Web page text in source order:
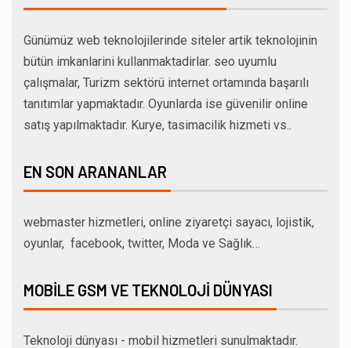
Günümüz web teknolojilerinde siteler artik teknolojinin
bütün imkanlarini kullanmaktadirlar. seo uyumlu
çalışmalar, Turizm sektörü internet ortamında başarılı
tanıtımlar yapmaktadır. Oyunlarda ise güvenilir online
satış yapılmaktadır. Kurye, tasimacilik hizmeti vs..
EN SON ARANANLAR
webmaster hizmetleri, online ziyaretçi sayacı, lojistik,
oyunlar, facebook, twitter, Moda ve Sağlık…
MOBILE GSM VE TEKNOLOJI DÜNYASI
Teknoloji dünyası - mobil hizmetleri sunulmaktadır.